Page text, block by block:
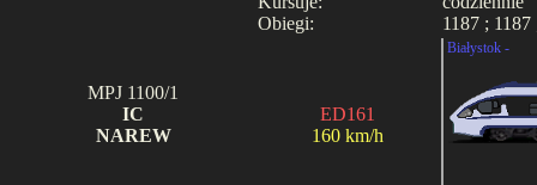
Obiegi:
1187 ; 1187
MPJ 1100/1
IC
NAREW
ED161
160 km/h
Białystok -